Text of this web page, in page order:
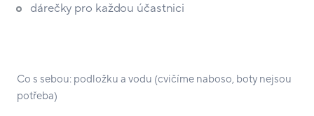
dárečky pro každou účastnici
Co s sebou: podložku a vodu (cvičíme naboso, boty nejsou
potřeba)